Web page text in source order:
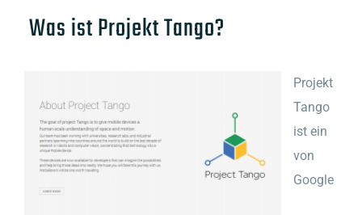
Was ist Projekt Tango?
Projekt
Tango
ist ein
von
Google